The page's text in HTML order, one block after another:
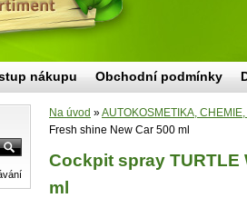
Na úvod »AUTOKOSMETIKA,
Fresh shine New Car 500 ml
Cockpit spray TURTLE
ml
nákupu Obchodní podmínky